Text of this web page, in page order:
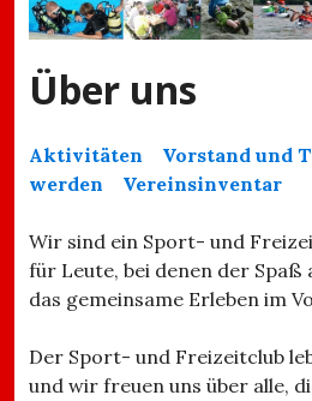
Über uns
Aktivitäten Vorstand und
werden
Vereinsinventar
Wir sind ein Sport- und
für Leute, bei denen der Spaß
das gemeinsame Erleben im
Der Sport- und Freizeitclub
und wir freuen uns über alle,